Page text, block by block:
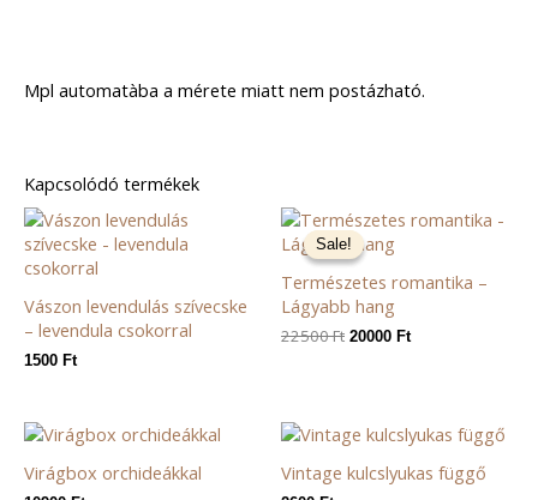
Mpl automatàba a mérete miatt nem postázható.
Kapcsolódó termékek
Vászon levendulás szívecske
– levendula csokorral
1500 Ft
Sale!
Sale!
Természetes romantika –
Lágyabb hang
22500Ft
Original
price
was:
22500 Ft.
20000 Ft
Current
20000 Ft.
Virágbox orchideákkal Vintage kulcslyukas függő